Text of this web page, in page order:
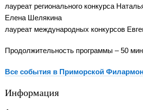
лауреат регионального конкурса
Елена Шелякина
лауреат международных конкурсов
Продолжительность программы – 50
Все события в Приморской
Информация